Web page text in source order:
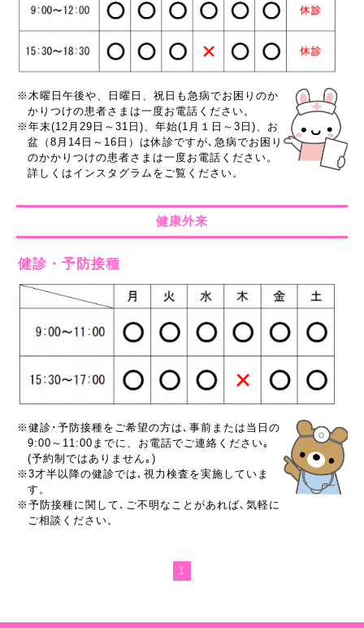
※木曜日午後や、日曜日、祝日も急病でお困りのか
かりつけの患者さまは一度お電話ください。
※年末(12月29日～31日)、年始(1月１日～3日)、お
盆（8月14日～16日）は休診ですが､急病でお困り
のかかりつけの患者さまは一度お電話ください。
詳しくはインスタグラムをご覧ください。
健康外来
健診・予防接種
※健診･予防接種をご希望の方は､事前または当日の
9:00～11:00までに、お電話でご連絡ください｡
(予約制ではありません｡)
※3才半以降の健診では､視力検査を実施していま
す。
※予防接種に関して､ご不明なことがあれば､気軽に
ご相談ください。
1